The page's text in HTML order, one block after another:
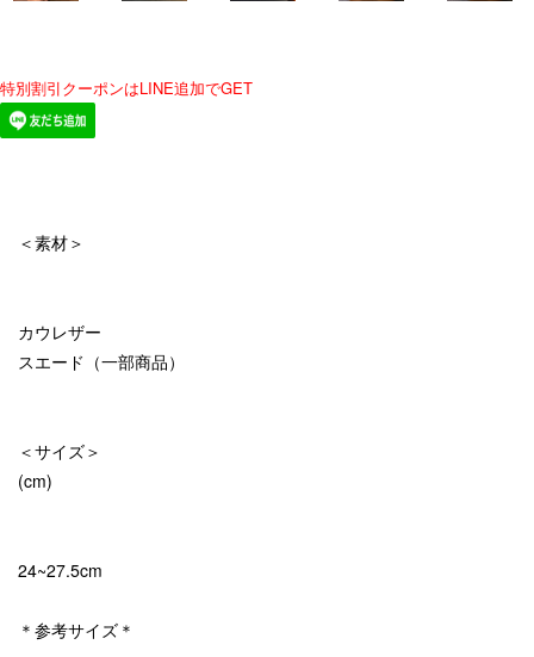
特別割引クーポンはLINE追加でGET
＜素材＞
カウレザー
スエード（一部商品）
＜サイズ＞
(cm)
24~27.5cm
＊参考サイズ＊